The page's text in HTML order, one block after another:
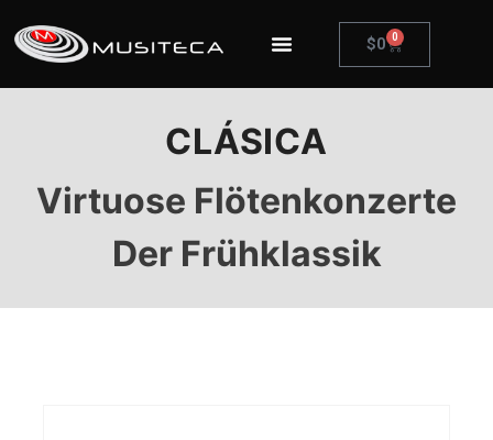
$0 0
CLÁSICA
Virtuose Flötenkonzerte
Der Frühklassik